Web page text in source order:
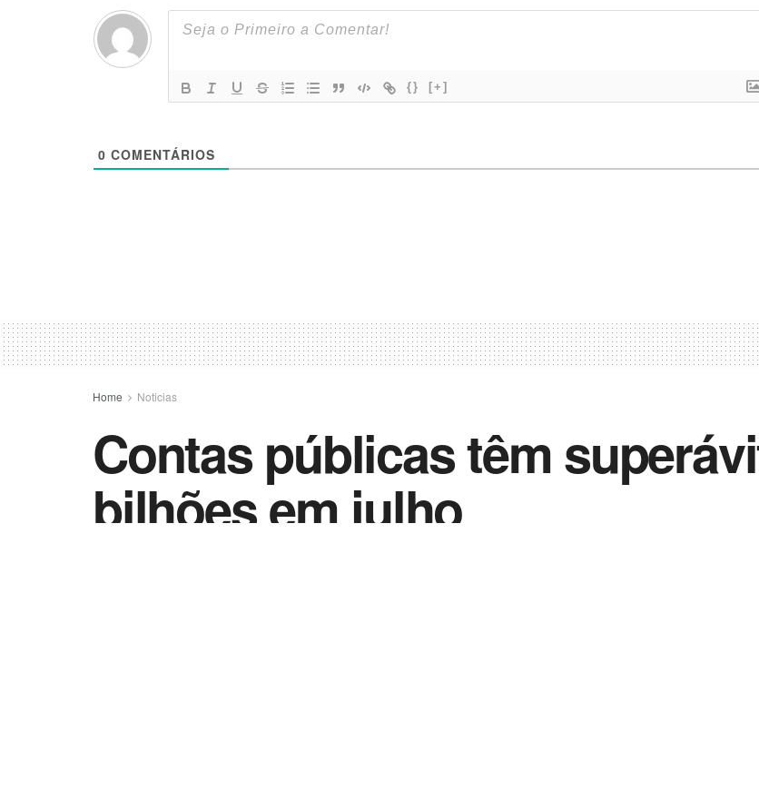
{} [+]
0 COMENTÁRIOS
Home Noticias
Contas públicas têm
bilhões em julho